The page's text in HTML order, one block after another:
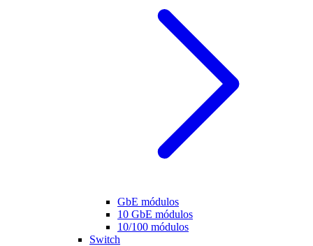
GbE módulos
10 GbE módulos
10/100 módulos
Switch